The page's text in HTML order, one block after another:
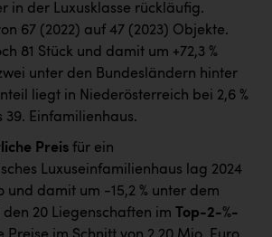
in der Luxusklasse rückläufig.
67 (2022) auf 47 (2023) Objekte.
81 Stück und damit um +72,3 %
unter den Bundesländern hinter
liegt in Niederösterreich bei 2,6 %
Einfamilienhaus.
Preis für ein
Luxuseinfamilienhaus lag 2024
und damit um -15,2 % unter dem
den 20 Liegenschaften im Top-2-%-